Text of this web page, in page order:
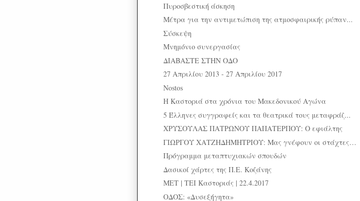
Πυροσβεστική άσκηση
Μέτρα για την αντιμετώπιση της ατμοσφαιρικής ρύπαν...
Σύσκεψη
Μνημόνιο συνεργασίας
ΔΙΑΒΑΣΤΕ ΣΤΗΝ ΟΔΟ
27 Απριλίου 2013 - 27 Απριλίου 2017
Nostos
Η Καστοριά στα χρόνια του Μακεδονικού Αγώνα
5 Έλληνες συγγραφείς και τα θεατρικά τους μεταφράζ...
ΧΡΥΣΟΥΛΑΣ ΠΑΤΡΩΝΟΥ ΠΑΠΑΤΕΡΠΟΥ: Ο εφιάλτης
ΓΙΩΡΓΟΥ ΧΑΤΖΗΔΗΜΗΤΡΙΟΥ: Μας γνέφουν οι στάχτες…
Πρόγραμμα μεταπτυχιακών σπουδών
Δασικοί χάρτες της Π.Ε. Κοζάνης
ΜΕΤ | ΤΕΙ Καστοριάς | 22.4.2017
ΟΔΟΣ: «Δυσεξήγητα»